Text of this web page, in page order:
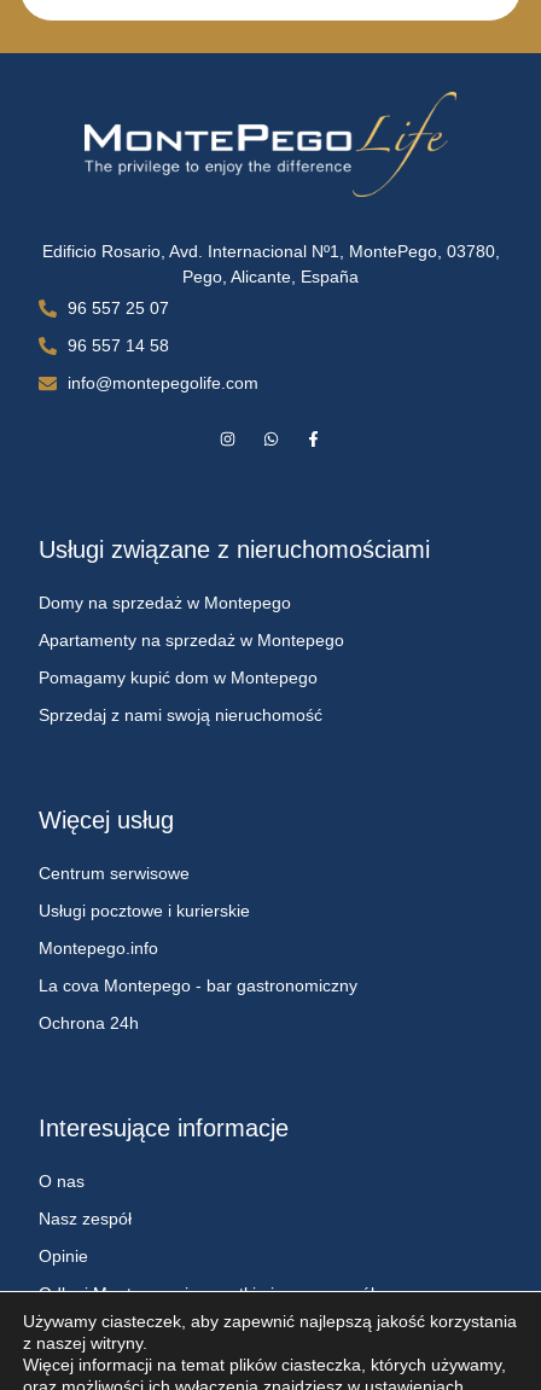
Edificio Rosario, Avd. Internacional Nº1, MontePego, 03780,
Pego, Alicante, España
96 557 25 07
96 557 14 58
info@montepegolife.com
Usługi związane z nieruchomościami
Domy na sprzedaż w Montepego
Apartamenty na sprzedaż w Montepego
Pomagamy kupić dom w Montepego
Sprzedaj z nami swoją nieruchomość
Więcej usług
Centrum serwisowe
Usługi pocztowe i kurierskie
Montepego.info
La cova Montepego - bar gastronomiczny
Ochrona 24h
Interesujące informacje
O nas
Nasz zespół
Opinie
Odkryj Montepego i wszystkie jego szczegóły
Copyright © 2024. Wszelkie prawa zastrzeżone przez MontePego
Używamy ciasteczek, aby zapewnić najlepszą jakość korzystania
z naszej witryny.
Więcej informacji na temat plików ciasteczka, których używamy,